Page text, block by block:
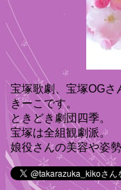
宝塚歌劇、宝塚OGさ
きーこです。
ときどき劇団四季。
宝塚は全組観劇派。
娘役さんの美容や姿